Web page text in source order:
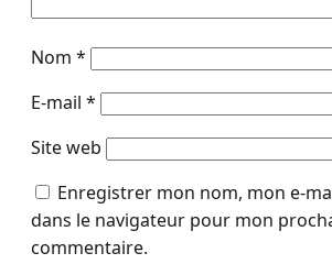
Nom *
E-mail *
Site web
Enregistrer mon nom, mon e-
dans le navigateur pour mon
commentaire.